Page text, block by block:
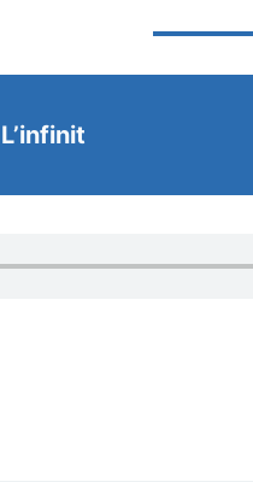
L’infinit